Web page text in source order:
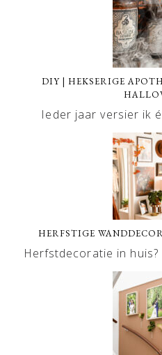
DIY | HEKSERIGE
Ieder jaar versier ik
HERFSTIGE
Herfstdecoratie in